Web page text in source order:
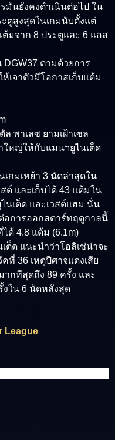
มันยังคงดำเนินต่อไป ใน
ตูสูงสุดในเกมนับตั้งแต่
มจาก 8 ประตูและ 6 แอส
DGW37 ตามด้วยการ
เจาตัวมีโอกาสเก็บแต้ม
พาเลซ ยามเฝ้าเซล
ใหญ่ให้กับแมนฯยูไนเต็ด
กมเหย้า 3 นัดล่าสุดใน
ต์ และเก็บได้ 43 แต้มใน
นเต็ด และเวสต์แฮม นั่น
อการออกสตาร์ทฤดูกาลนี้
ได้ 4.8 แต้ม (6.1m)
ต็ด แนะนำว่าโอลิเซ่น่าจะ
ที่ 36 เหตุปีศาจแดงเสีย
กทีสุดถึง 89 ครั้ง และ
ใน 6 นัดหลังสุด
League